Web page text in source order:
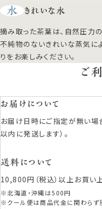
水 きれいな水
摘み取った茶葉は、自然圧力
不純物のないきれいな蒸気に
りをお楽しみください。
ご
お届けについて
お届け日時にご指定が無い場
以内に発送します）。
送料について
10,800円（税込）以上お買い
※北海道・沖縄は500円
※クール便は商品代金に関わらず